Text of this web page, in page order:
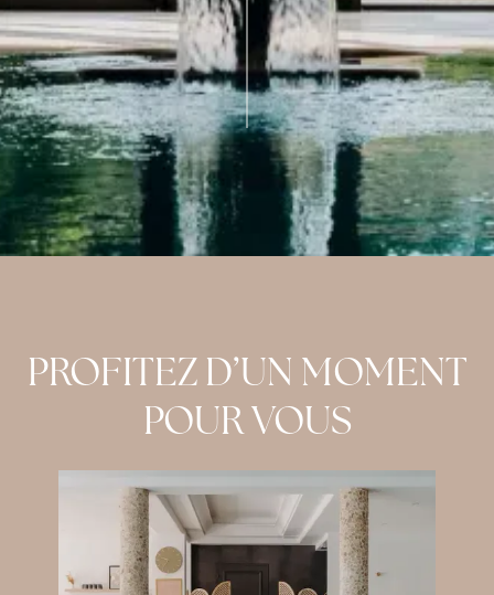
PROFITEZ D’UN MOMENT
POUR VOUS